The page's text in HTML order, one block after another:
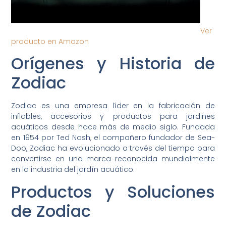
Ver
producto en Amazon
Orígenes y Historia de
Zodiac
Zodiac es una empresa líder en la fabricación de
inflables, accesorios y productos para jardines
acuáticos desde hace más de medio siglo. Fundada
en 1954 por Ted Nash, el compañero fundador de Sea-
Doo, Zodiac ha evolucionado a través del tiempo para
convertirse en una marca reconocida mundialmente
en la industria del jardín acuático.
Productos y Soluciones
de Zodiac